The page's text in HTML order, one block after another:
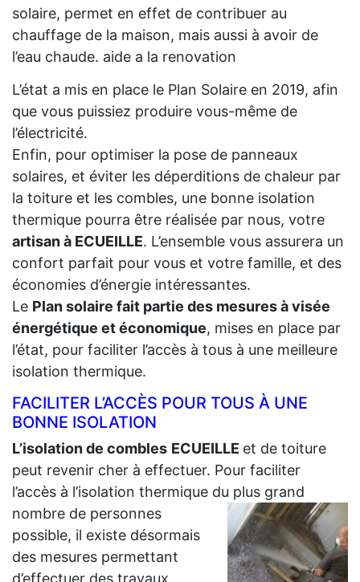
solaire, permet en effet de contribuer au
chauffage de la maison, mais aussi à avoir de
l’eau chaude. aide a la renovation
L’état a mis en place le Plan Solaire en 2019, afin
que vous puissiez produire vous-même de
l’électricité.
Enfin, pour optimiser la pose de panneaux
solaires, et éviter les déperditions de chaleur par
la toiture et les combles, une bonne isolation
thermique pourra être réalisée par nous, votre
artisan à ECUEILLE. L’ensemble vous assurera un
confort parfait pour vous et votre famille, et des
économies d’énergie intéressantes.
Le Plan solaire fait partie des mesures à visée
énergétique et économique, mises en place par
l’état, pour faciliter l’accès à tous à une meilleure
isolation thermique.
FACILITER L’ACCÈS POUR TOUS À UNE
BONNE ISOLATION
L’isolation de combles ECUEILLE et de toiture
peut revenir cher à effectuer. Pour faciliter
l’accès à l’isolation thermique du plus grand
nombre de personnes
possible, il existe désormais
des mesures permettant
d’effectuer des travaux